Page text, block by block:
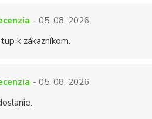
- 05. 08. 2026
k zákazníkom.
- 05. 08. 2026